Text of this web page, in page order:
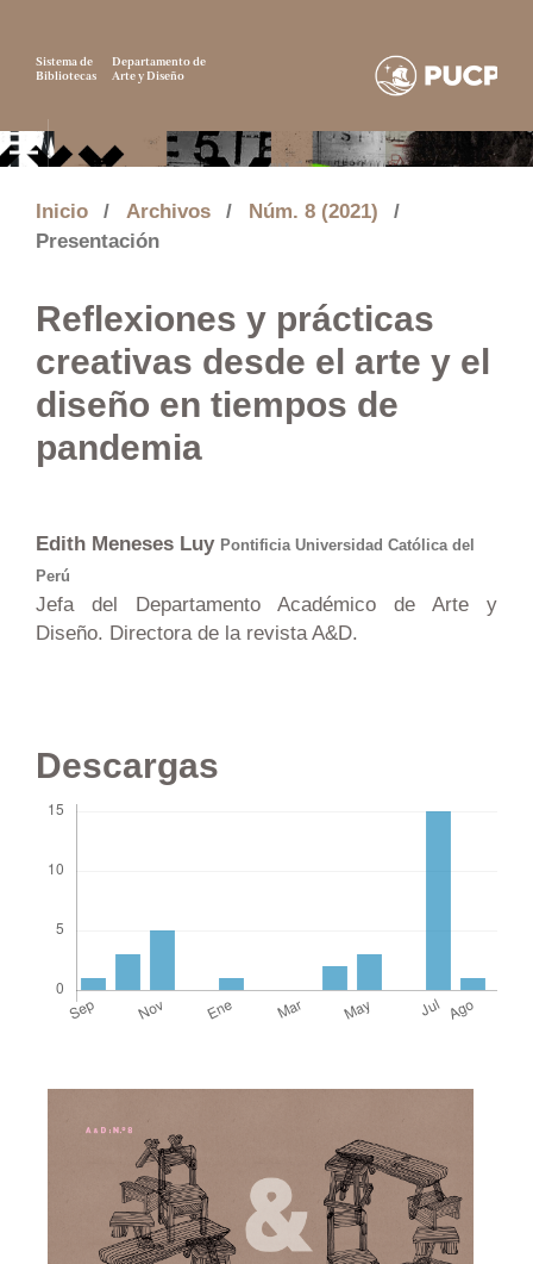
Sistema de
Bibliotecas
Departamento de
Arte y Diseño
Inicio / Archivos / Núm. 8 (2021)
/
Presentación
Reflexiones y prácticas
creativas desde el arte y el
diseño en tiempos de
pandemia
Edith Meneses Luy Pontificia Universidad Católica del
Perú
Jefa del Departamento Académico de Arte y
Diseño. Directora de la revista A&D.
Descargas